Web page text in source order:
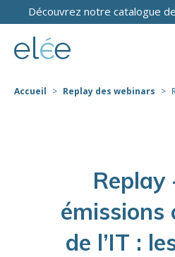
Découvrez notre catalogue
Accueil Replay des webinars
Replay
émissions
de l’IT :